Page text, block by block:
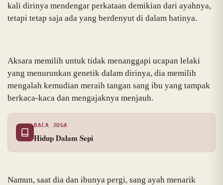
kali dirinya mendengar perkataan demikian dari ayahnya,
tetapi tetap saja ada yang berdenyut di dalam hatinya.
Aksara memilih untuk tidak menanggapi ucapan lelaki
yang menurunkan genetik dalam dirinya, dia memilih
mengalah kemudian meraih tangan sang ibu yang tampak
berkaca-kaca dan mengajaknya menjauh.
BACA JUGA
Hidup Dalam Sepi
Namun, saat dia dan ibunya pergi, sang ayah menarik